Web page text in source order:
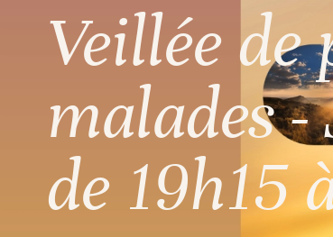
Veillée
malades
de 19h15